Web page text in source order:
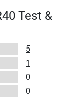
Test &
5
1
0
0